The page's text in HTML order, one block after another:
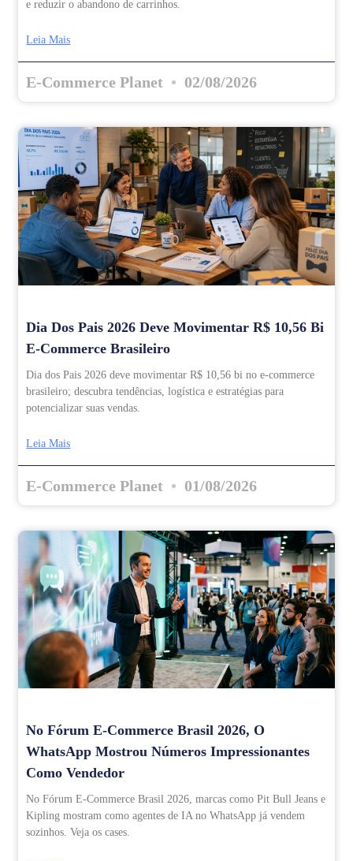
e reduzir o abandono de carrinhos.
Leia Mais
E-Commerce Planet 02/08/2026
Dia Dos Pais 2026 Deve Movimentar R$ 10,56 Bi
E-Commerce Brasileiro
Dia dos Pais 2026 deve movimentar R$ 10,56 bi no e-commerce
brasileiro; descubra tendências, logística e estratégias para
potencializar suas vendas.
Leia Mais
E-Commerce Planet 01/08/2026
No Fórum E-Commerce Brasil 2026, O
WhatsApp Mostrou Números Impressionantes
Como Vendedor
No Fórum E-Commerce Brasil 2026, marcas como Pit Bull Jeans e
Kipling mostram como agentes de IA no WhatsApp já vendem
sozinhos. Veja os cases.